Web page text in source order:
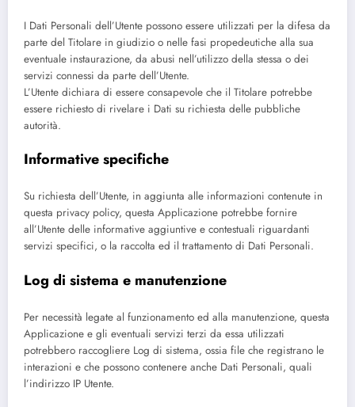
I Dati Personali dell’Utente possono essere utilizzati per la difesa da
parte del Titolare in giudizio o nelle fasi propedeutiche alla sua
eventuale instaurazione, da abusi nell’utilizzo della stessa o dei
servizi connessi da parte dell’Utente.
L’Utente dichiara di essere consapevole che il Titolare potrebbe
essere richiesto di rivelare i Dati su richiesta delle pubbliche
autorità.
Informative specifiche
Su richiesta dell’Utente, in aggiunta alle informazioni contenute in
questa privacy policy, questa Applicazione potrebbe fornire
all’Utente delle informative aggiuntive e contestuali riguardanti
servizi specifici, o la raccolta ed il trattamento di Dati Personali.
Log di sistema e manutenzione
Per necessità legate al funzionamento ed alla manutenzione, questa
Applicazione e gli eventuali servizi terzi da essa utilizzati
potrebbero raccogliere Log di sistema, ossia file che registrano le
interazioni e che possono contenere anche Dati Personali, quali
l’indirizzo IP Utente.